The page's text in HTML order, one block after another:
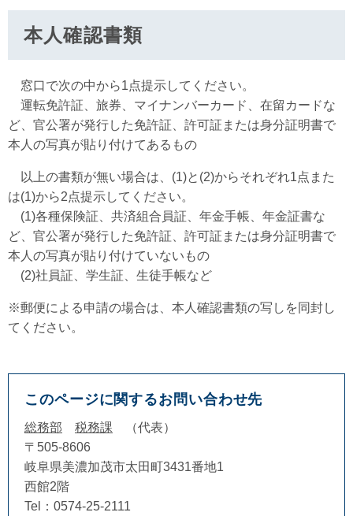
本人確認書類
窓口で次の中から1点提示してください。
運転免許証、旅券、マイナンバーカード、在留カードな
ど、官公署が発行した免許証、許可証または身分証明書で
本人の写真が貼り付けてあるもの
以上の書類が無い場合は、(1)と(2)からそれぞれ1点また
は(1)から2点提示してください。
(1)各種保険証、共済組合員証、年金手帳、年金証書な
ど、官公署が発行した免許証、許可証または身分証明書で
本人の写真が貼り付けていないもの
(2)社員証、学生証、生徒手帳など
※郵便による申請の場合は、本人確認書類の写しを同封し
てください。
このページに関するお問い合わせ先
総務部 税務課
代表
〒505-8606
岐阜県美濃加茂市太田町3431番地1
西館2階
Tel：0574-25-2111